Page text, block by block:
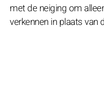
met de neiging om
verkennen in plaats van